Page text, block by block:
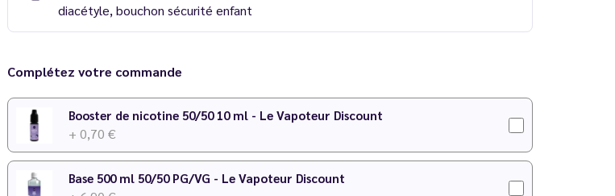
diacétyle, bouchon sécurité enfant
Dosage conseillé: 15 % dans une base 50/50 PG/VG
Temps de maturation : 7 jours
Pour plus de détails sur le dosage, consultez notre
Complétez votre commande
Booster de nicotine 50/50 10 ml - Le Vapoteur Discount
+ 0,70 €
Base 500 ml 50/50 PG/VG - Le Vapoteur Discount